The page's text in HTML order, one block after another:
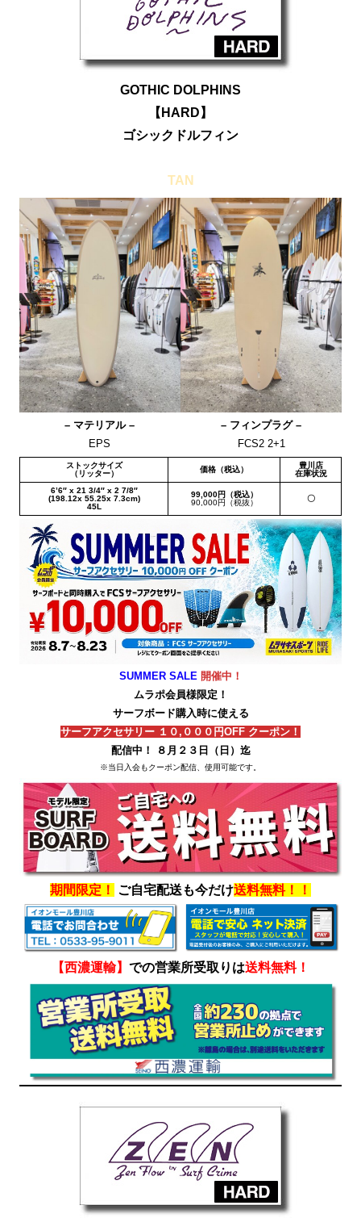
GOTHIC DOLPHINS
【HARD】
ゴシックドルフィン
TAN
– マテリアル –
EPS
– フィンプラグ –
FCS2 2+1
ストックサイズ
（リッター）
価格（税込）
豊川店
在庫状況
6’6″ x 21 3/4″ x 2 7/8″
(198.12x 55.25x 7.3cm)
45L
99,000円（税込）
90,000円（税抜）
〇
SUMMER SALE 開催中！
ムラポ会員様限定！
サーフボード購入時に使える
サーフアクセサリー １０,０００円OFF クーポン！
配信中！ ８月２３日（日）迄
※当日入会もクーポン配信、使用可能です。
期間限定！ ご自宅配送も今だけ送料無料！！
【西濃運輸】 での営業所受取りは送料無料！